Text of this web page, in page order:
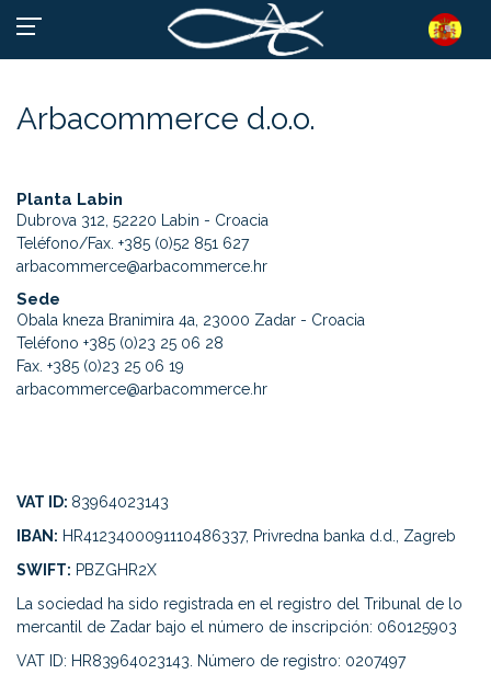
Arbacommerce d.o.o.
Planta Labin
Dubrova 312, 52220 Labin - Croacia
Teléfono/Fax. +385 (0)52 851 627
arbacommerce@arbacommerce.hr
Sede
Obala kneza Branimira 4a, 23000 Zadar - Croacia
Teléfono +385 (0)23 25 06 28
Fax. +385 (0)23 25 06 19
arbacommerce@arbacommerce.hr
VAT ID: 83964023143
IBAN: HR4123400091110486337, Privredna banka d.d., Zagreb
SWIFT: PBZGHR2X
La sociedad ha sido registrada en el registro del Tribunal de lo
mercantil de Zadar bajo el número de inscripción: 060125903
VAT ID: HR83964023143. Número de registro: 0207497